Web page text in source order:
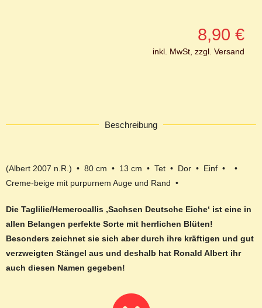
8,90 €
inkl. MwSt, zzgl. Versand
Beschreibung
(Albert 2007 n.R.) • 80 cm • 13 cm • Tet • Dor • Einf • •
Creme-beige mit purpurnem Auge und Rand •
Die Taglilie/Hemerocallis ‚Sachsen Deutsche Eiche‘ ist eine in
allen Belangen perfekte Sorte mit herrlichen Blüten!
Besonders zeichnet sie sich aber durch ihre kräftigen und gut
verzweigten Stängel aus und deshalb hat Ronald Albert ihr
auch diesen Namen gegeben!